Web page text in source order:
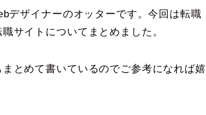
デザイナーのオッターです。今回は転職
サイトについてまとめました。
とめて書いているのでご参考になれば嬉